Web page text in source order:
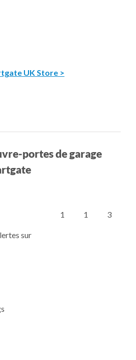
UK Store >
portes de garage
1 1 3
sur